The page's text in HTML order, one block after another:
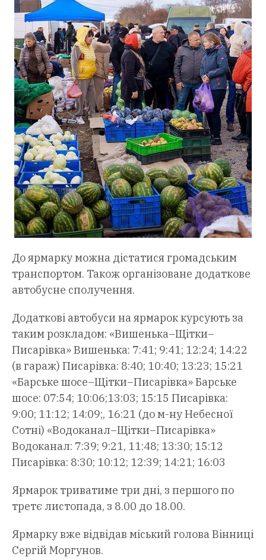
До ярмарку можна дістатися громадським
транспортом. Також організоване додаткове
автобусне сполучення.
Додаткові автобуси на ярмарок курсують за
таким розкладом: «Вишенька–Щітки–
Писарівка» Вишенька: 7:41; 9:41; 12:24; 14:22
(в гараж) Писарівка: 8:40; 10:40; 13:23; 15:21
«Барське шосе–Щітки–Писарівка» Барське
шосе: 07:54; 10:06;13:03; 15:15 Писарівка:
9:00; 11:12; 14:09;, 16:21 (до м-ну Небесної
Сотні) «Водоканал–Щітки–Писарівка»
Водоканал: 7:39; 9:21, 11:48; 13:30; 15:12
Писарівка: 8:30; 10:12; 12:39; 14:21; 16:03
Ярмарок триватиме три дні, з першого по
третє листопада, з 8.00 до 18.00.
Ярмарку вже відвідав міський голова Вінниці
Сергій Моргунов.